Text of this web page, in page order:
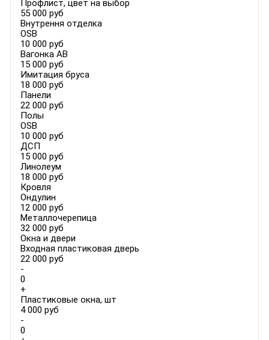
Профлист, цвет на выбор
55 000 руб
Внутрення отделка
OSB
10 000 руб
Вагонка AB
15 000 руб
Имитация бруса
18 000 руб
Панели
22 000 руб
Полы
OSB
10 000 руб
ДСП
15 000 руб
Линолеум
18 000 руб
Кровля
Ондулин
12 000 руб
Металлочерепица
32 000 руб
Окна и двери
Входная пластиковая дверь
22 000 руб
-
0
+
Пластиковые окна, шт
4 000 руб
-
0